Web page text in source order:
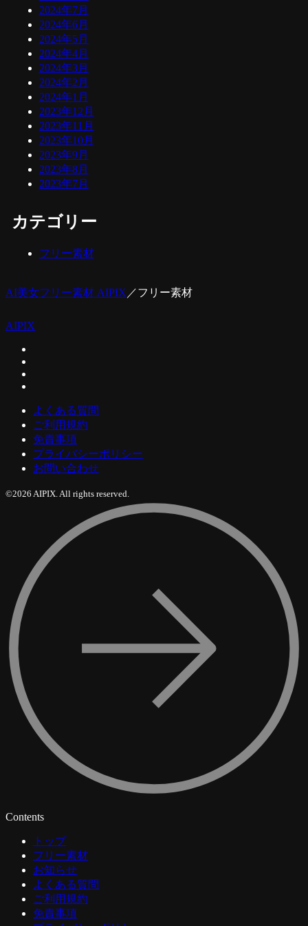
2024年7月
2024年6月
2024年5月
2024年4月
2024年3月
2024年2月
2024年1月
2023年12月
2023年11月
2023年10月
2023年9月
2023年8月
2023年7月
カテゴリー
フリー素材
AI美女フリー素材 AIPIX ／フリー素材
AIPIX
よくある質問
ご利用規約
免責事項
プライバシーポリシー
お問い合わせ
©2026 AIPIX. All rights reserved.
Contents
トップ
フリー素材
お知らせ
よくある質問
ご利用規約
免責事項